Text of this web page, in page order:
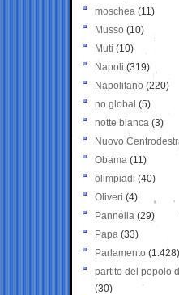
moschea (11)
Musso (10)
Muti (10)
Napoli (319)
Napolitano (220)
no global (5)
notte bianca (3)
Nuovo
Obama (11)
olimpiadi (40)
Oliveri (4)
Pannella (29)
Papa (33)
Parlamento (1.428)
partito del popolo
(30)